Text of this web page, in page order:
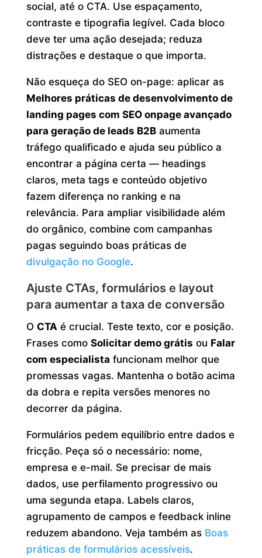
social, até o CTA. Use espaçamento,
contraste e tipografia legível. Cada bloco
deve ter uma ação desejada; reduza
distrações e destaque o que importa.
Não esqueça do SEO on-page: aplicar as
Melhores práticas de desenvolvimento de
landing pages com SEO onpage avançado
para geração de leads B2Baumenta
tráfego qualificado e ajuda seu público a
encontrar a página certa — headings
claros, meta tags e conteúdo objetivo
fazem diferença no ranking e na
relevância. Para ampliar visibilidade além
do orgânico, combine com campanhas
pagas seguindo boas práticas de
divulgação no Google.
Ajuste CTAs, formulários e layout
para aumentar a taxa de conversão
O CTAé crucial. Teste texto, cor e posição.
Frases como Solicitar demo grátis ou Falar
com especialista funcionam melhor que
promessas vagas. Mantenha o botão acima
da dobra e repita versões menores no
decorrer da página.
Formulários pedem equilíbrio entre dados e
fricção. Peça só o necessário: nome,
empresa e e-mail. Se precisar de mais
dados, use perfilamento progressivo ou
uma segunda etapa. Labels claros,
agrupamento de campos e feedback inline
reduzem abandono. Veja também as Boas
práticas de formulários acessíveis.